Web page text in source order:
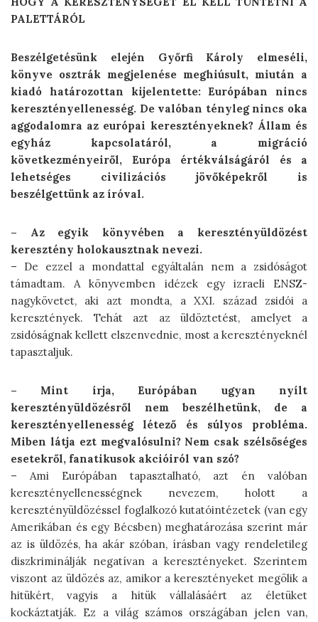
PALETTÁRÓL
Beszélgetésünk elején Győrfi Károly elmeséli,
könyve osztrák megjelenése meghiúsult, miután a
kiadó határozottan kijelentette: Euró­pában nincs
keresztényellenesség. De valóban tényleg nincs oka
aggodalomra az európai keresztényeknek? Állam és
egyház kapcsolatáról, a migráció
következményeiről, Európa értékválságáról és a
lehetséges civilizációs jövőképekről is
beszélgettünk az íróval.
– Az egyik könyvében a keresztény­üldözést
keresztény holokausztnak nevezi.
– De ezzel a mondattal egyáltalán nem a zsidóságot
támadtam. A könyvemben idézek egy izraeli ENSZ-
nagykövetet, aki azt mondta, a XXI. század zsidói a
keresztények. Tehát azt az üldöztetést, amelyet a
zsidóságnak kellett elszenvednie, most a keresztényeknél
tapasztaljuk.
– Mint írja, Európában ugyan nyílt
keresztényüldözésről nem beszélhetünk, de a
keresztényellenesség létező és súlyos probléma.
Miben látja ezt megvalósulni? Nem csak szélsőséges
esetekről, fanatikusok akciói­ról van szó?
– Ami Európában tapasztalható, azt én valóban
keresztényellenességnek nevezem, holott a
keresztényüldözéssel foglalkozó kutatóintézetek (van egy
Amerikában és egy Bécsben) meghatározása szerint már
az is üldözés, ha akár szóban, írásban vagy rendeletileg
diszkriminálják negatívan a keresztényeket. Szerintem
viszont az üldözés az, amikor a keresztényeket megölik a
hitükért, vagyis a hitük vállalásáért az életüket
kockáztatják. Ez a világ számos országában jelen van,